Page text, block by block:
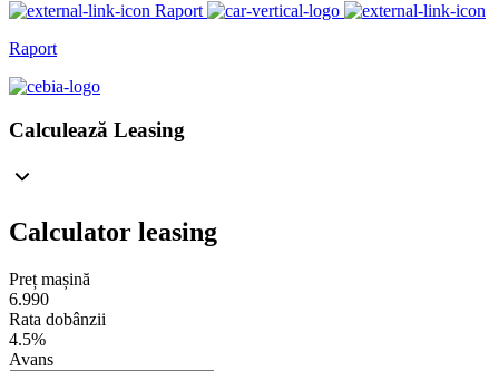
Raport
Raport
Calculează Leasing
Calculator leasing
Preț mașină
6.990
Rata dobânzii
4.5%
Avans